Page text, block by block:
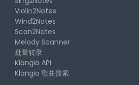
Violin2Notes
Wind2Notes
Scan2Notes
Melody Scanner
批量转录
Klangio API
Klangio 歌曲搜索